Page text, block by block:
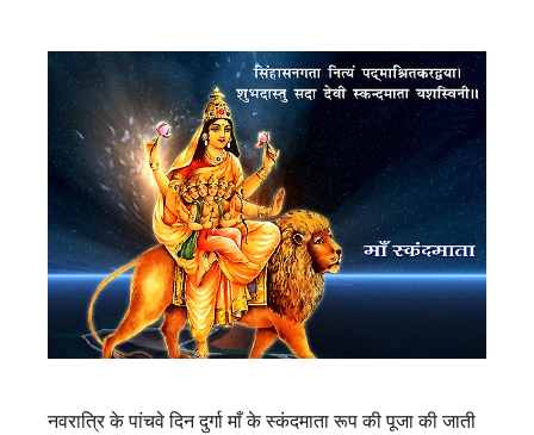
नवरात्रि के पांचवे दिन दुर्गा माँ के स्कंदमाता रूप की पूजा की जाती